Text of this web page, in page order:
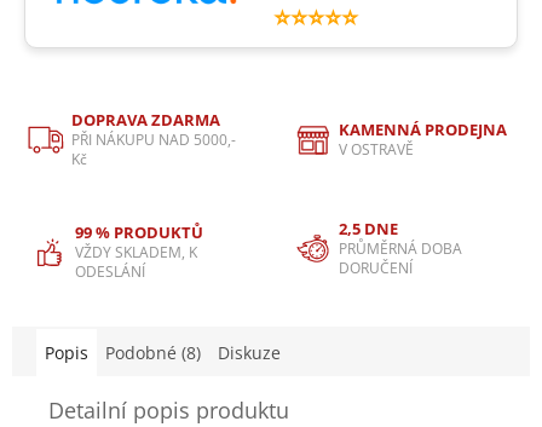
⭐⭐⭐⭐⭐
DOPRAVA ZDARMA
PŘI NÁKUPU NAD 5000,-
Kč
KAMENNÁ PRODEJNA
V OSTRAVĚ
99 % PRODUKTŮ
VŽDY SKLADEM, K
ODESLÁNÍ
2,5 DNE
PRŮMĚRNÁ DOBA
DORUČENÍ
Popis Podobné (8) Diskuze
Detailní popis produktu